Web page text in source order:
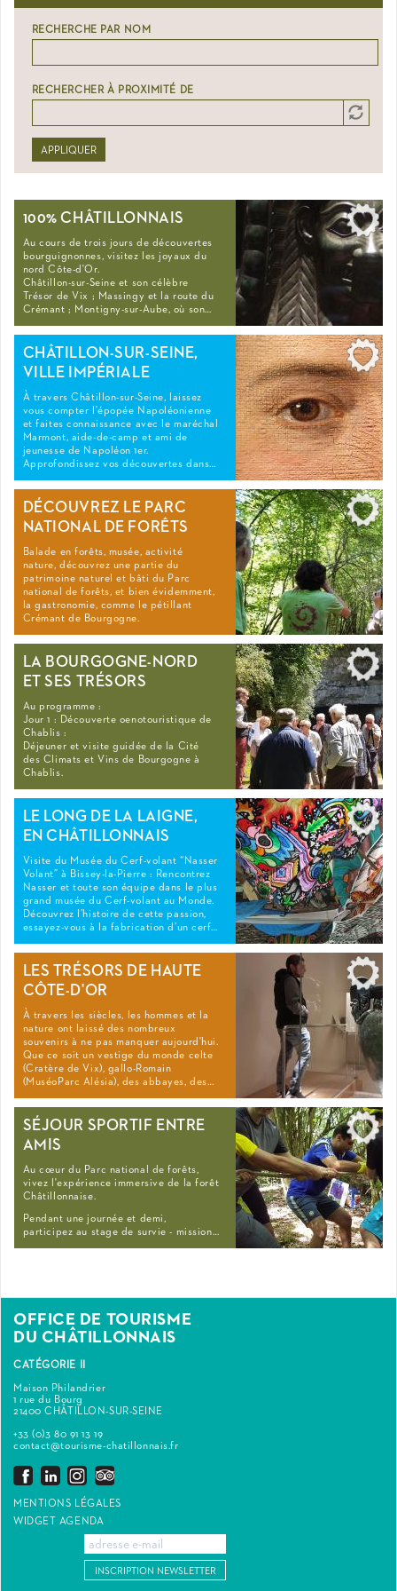
RECHERCHE PAR NOM
RECHERCHER À PROXIMITÉ DE
APPLIQUER
100% CHÂTILLONNAIS
Au cours de trois jours de découvertes
bourguignonnes, visitez les joyaux du
nord Côte-d'Or.
Châtillon-sur-Seine et son célèbre
Trésor de Vix ; Massingy et la route du
Crémant ; Montigny-sur-Aube, où son…
CHÂTILLON-SUR-SEINE,
VILLE IMPÉRIALE
À travers Châtillon-sur-Seine, laissez
vous compter l'épopée Napoléonienne
et faites connaissance avec le maréchal
Marmont, aide-de-camp et ami de
jeunesse de Napoléon 1er.
Approfondissez vos découvertes dans…
DÉCOUVREZ LE PARC
NATIONAL DE FORÊTS
Balade en forêts, musée, activité
nature, découvrez une partie du
patrimoine naturel et bâti du Parc
national de forêts, et bien évidemment,
la gastronomie, comme le pétillant
Crémant de Bourgogne.
LA BOURGOGNE-NORD
ET SES TRÉSORS
Au programme :
Jour 1 : Découverte oenotouristique de
Chablis :
Déjeuner et visite guidée de la Cité
des Climats et Vins de Bourgogne à
Chablis.
LE LONG DE LA LAIGNE,
EN CHÂTILLONNAIS
Visite du Musée du Cerf-volant “Nasser
Volant” à Bissey-la-Pierre : Rencontrez
Nasser et toute son équipe dans le plus
grand musée du Cerf-volant au Monde.
Découvrez l’histoire de cette passion,
essayez-vous à la fabrication d’un cerf…
LES TRÉSORS DE HAUTE
CÔTE-D'OR
À travers les siècles, les hommes et la
nature ont laissé des nombreux
souvenirs à ne pas manquer aujourd'hui.
Que ce soit un vestige du monde celte
(Cratère de Vix), gallo-Romain
(MuséoParc Alésia), des abbayes, des…
SÉJOUR SPORTIF ENTRE
AMIS
Au cœur du Parc national de forêts,
vivez l'expérience immersive de la forêt
Châtillonnaise.
Pendant une journée et demi,
participez au stage de survie - mission…
OFFICE DE TOURISME
DU CHÂTILLONNAIS
CATÉGORIE II
Maison Philandrier
1 rue du Bourg
21400 CHÂTILLON-SUR-SEINE
+33 (0)3 80 91 13 19
contact@tourisme-chatillonnais.fr
MENTIONS LÉGALES
WIDGET AGENDA
INSCRIPTION NEWSLETTER